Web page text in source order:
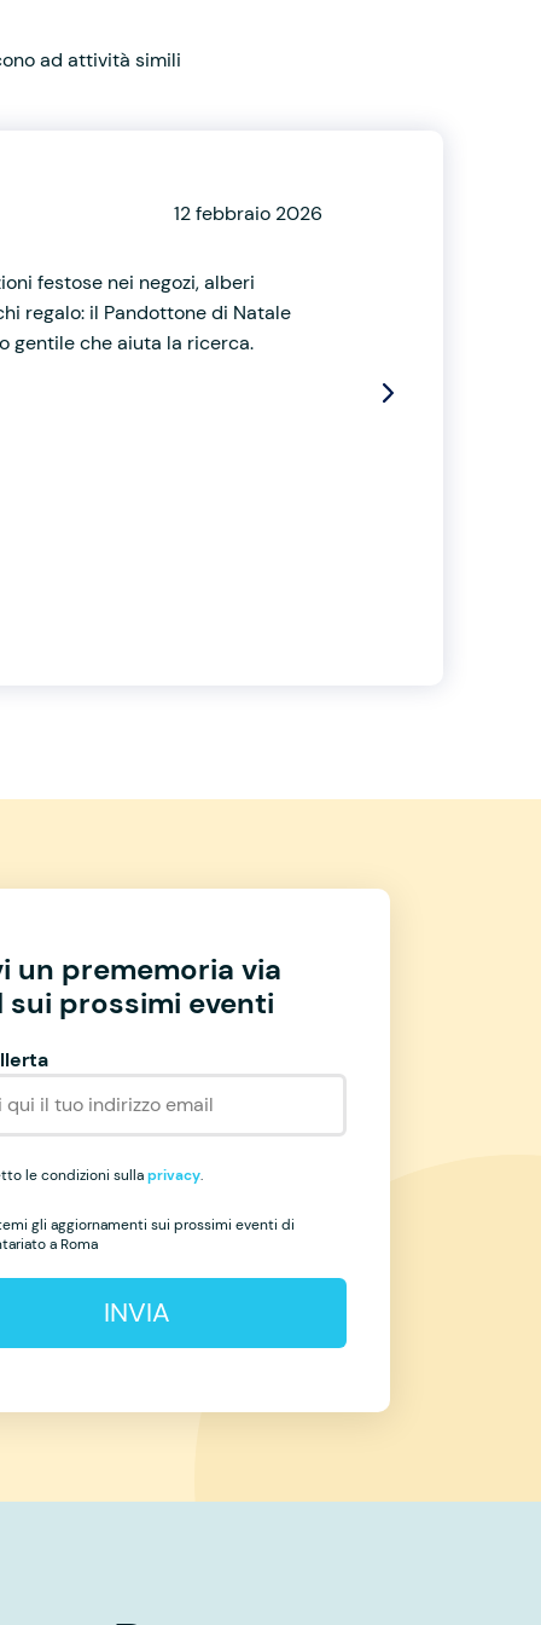
ad attività simili
12 febbraio 2026
festose nei negozi, alberi
regalo: il Pandottone di Natale
gentile che aiuta la ricerca.
un prememoria via
sui prossimi eventi
le condizioni sullaprivacy.
gli aggiornamenti sui prossimi eventi di
a Roma
INVIA